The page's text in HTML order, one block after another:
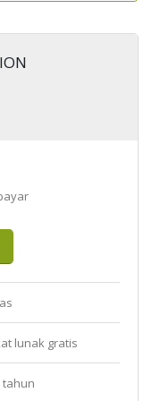
lunak gratis
tahun